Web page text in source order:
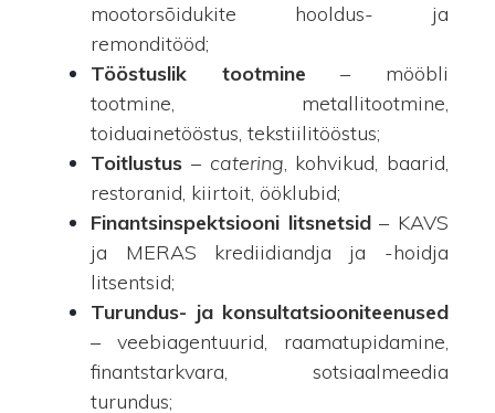
mootorsõidukite hooldus- ja
remonditööd;
Tööstuslik tootmine – mööbli
tootmine, metallitootmine,
toiduainetööstus, tekstiilitööstus;
Toitlustus – catering, kohvikud, baarid,
restoranid, kiirtoit, ööklubid;
Finantsinspektsiooni litsnetsid– KAVS
ja MERAS krediidiandja ja -hoidja
litsentsid;
Turundus- ja konsultatsiooniteenused
– veebiagentuurid, raamatupidamine,
finantstarkvara, sotsiaalmeedia
turundus;